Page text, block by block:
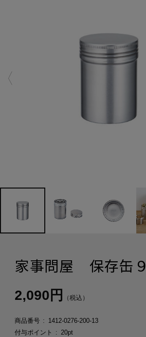
家事問屋 保存缶９
2,090円 （税込）
商品番号
1412-0276-200-13
付与ポイント
20pt